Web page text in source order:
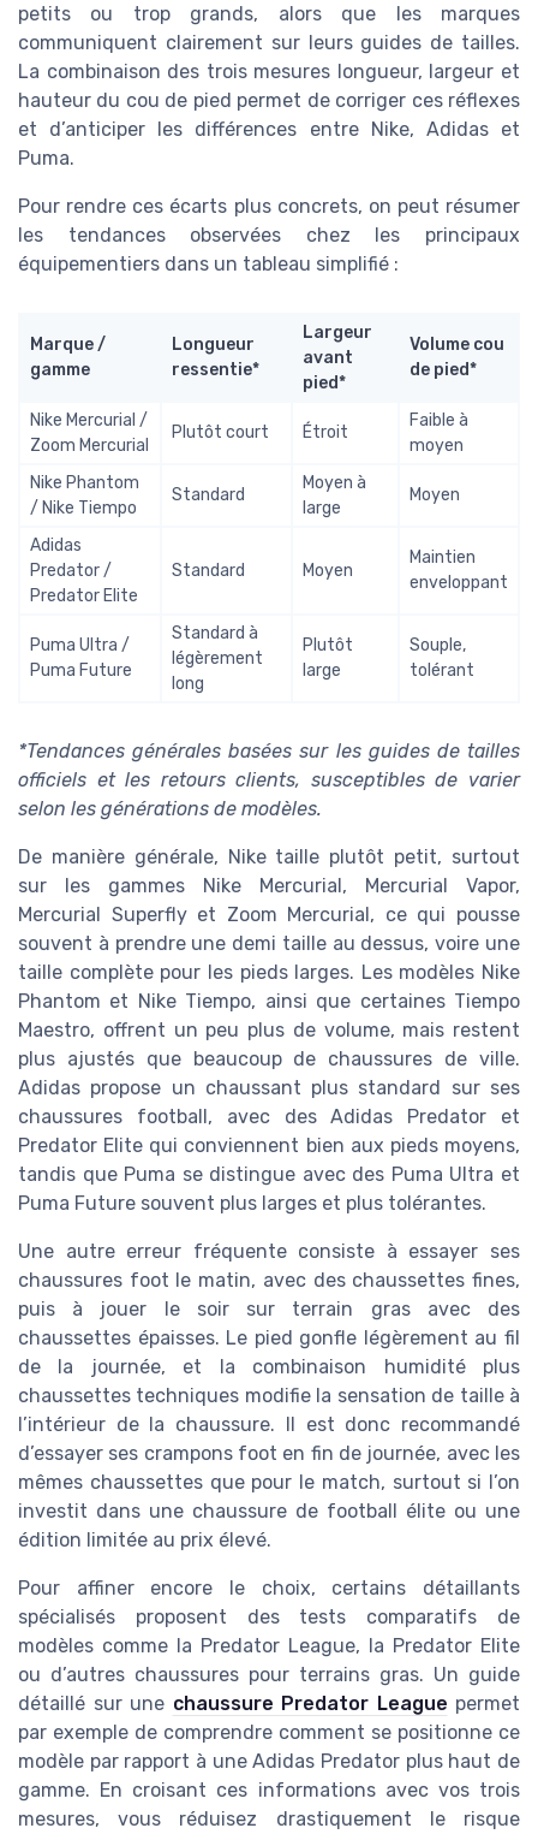
petits ou trop grands, alors que les marques
communiquent clairement sur leurs guides de tailles.
La combinaison des trois mesures longueur, largeur et
hauteur du cou de pied permet de corriger ces réflexes
et d’anticiper les différences entre Nike, Adidas et
Puma.
Pour rendre ces écarts plus concrets, on peut résumer
les tendances observées chez les principaux
équipementiers dans un tableau simplifié :
Marque /
gamme
Longueur
ressentie*
Largeur
avant
pied*
Volume cou
de pied*
Nike Mercurial /
Zoom Mercurial
Plutôt court Étroit
Faible à
moyen
Nike Phantom
/ Nike Tiempo
Standard
Moyen à
large
Moyen
Adidas
Predator /
Predator Elite
Standard Moyen
Maintien
enveloppant
Puma Ultra /
Puma Future
Standard à
légèrement
long
Plutôt
large
Souple,
tolérant
*Tendances générales basées sur les guides de tailles
officiels et les retours clients, susceptibles de varier
selon les générations de modèles.
De manière générale, Nike taille plutôt petit, surtout
sur les gammes Nike Mercurial, Mercurial Vapor,
Mercurial Superfly et Zoom Mercurial, ce qui pousse
souvent à prendre une demi taille au dessus, voire une
taille complète pour les pieds larges. Les modèles Nike
Phantom et Nike Tiempo, ainsi que certaines Tiempo
Maestro, offrent un peu plus de volume, mais restent
plus ajustés que beaucoup de chaussures de ville.
Adidas propose un chaussant plus standard sur ses
chaussures football, avec des Adidas Predator et
Predator Elite qui conviennent bien aux pieds moyens,
tandis que Puma se distingue avec des Puma Ultra et
Puma Future souvent plus larges et plus tolérantes.
Une autre erreur fréquente consiste à essayer ses
chaussures foot le matin, avec des chaussettes fines,
puis à jouer le soir sur terrain gras avec des
chaussettes épaisses. Le pied gonfle légèrement au fil
de la journée, et la combinaison humidité plus
chaussettes techniques modifie la sensation de taille à
l’intérieur de la chaussure. Il est donc recommandé
d’essayer ses crampons foot en fin de journée, avec les
mêmes chaussettes que pour le match, surtout si l’on
investit dans une chaussure de football élite ou une
édition limitée au prix élevé.
Pour affiner encore le choix, certains détaillants
spécialisés proposent des tests comparatifs de
modèles comme la Predator League, la Predator Elite
ou d’autres chaussures pour terrains gras. Un guide
détaillé sur une chaussure Predator League permet
par exemple de comprendre comment se positionne ce
modèle par rapport à une Adidas Predator plus haut de
gamme. En croisant ces informations avec vos trois
mesures, vous réduisez drastiquement le risque